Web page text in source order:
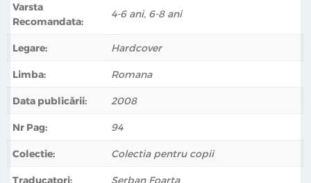
Varsta
Recomandata:
4-6 ani, 6-8 ani
Legare: Hardcover
Limba: Romana
Data publicării: 2008
Nr Pag: 94
Colectie: Colectia pentru copii
Traducatori: Serban Foarta